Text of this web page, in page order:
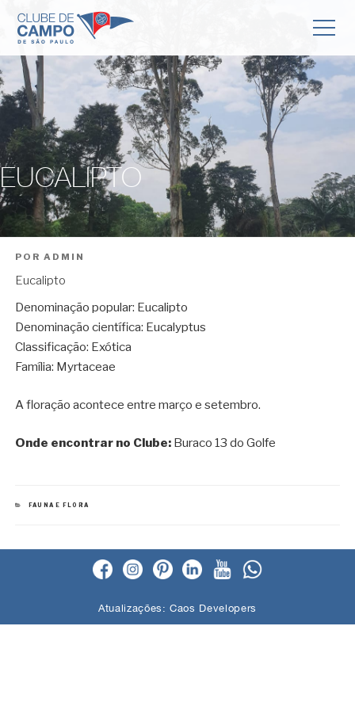
EUCALIPTO
POR ADMIN
Eucalipto
Denominação popular: Eucalipto
Denominação científica: Eucalyptus
Classificação: Exótica
Família: Myrtaceae
A floração acontece entre março e setembro.
Onde encontrar no Clube:Buraco 13 do Golfe
CATEGORIAS
FAUNA E FLORA
Atualizações:Caos Developers